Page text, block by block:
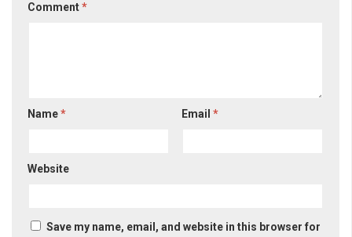
Comment*
Name* Email*
Website
Save my name, email, and website in this browser for